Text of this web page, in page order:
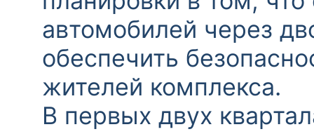
автомобилей через
обеспечить
жителей комплекса.
В первых двух